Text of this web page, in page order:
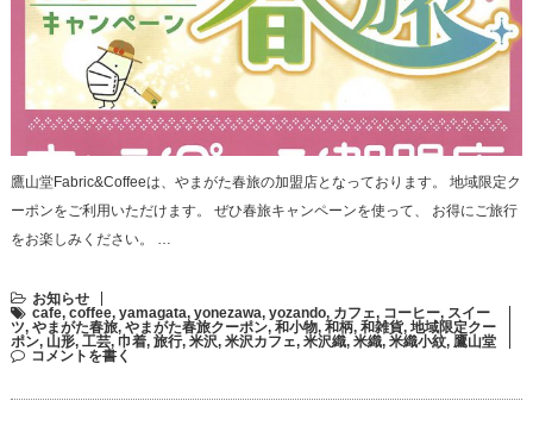
鷹山堂Fabric&Coffeeは、やまがた春旅の加盟店となっております。 地域限定ク
ーポンをご利用いただけます。 ぜひ春旅キャンペーンを使って、 お得にご旅行
をお楽しみください。 …
お知らせ
cafe, coffee, yamagata, yonezawa, yozando, カフェ, コーヒー, スイー
ツ, やまがた春旅, やまがた春旅クーポン, 和小物, 和柄, 和雑貨, 地域限定クー
ポン, 山形, 工芸, 巾着, 旅行, 米沢, 米沢カフェ, 米沢織, 米織, 米織小紋, 鷹山堂
コメントを書く